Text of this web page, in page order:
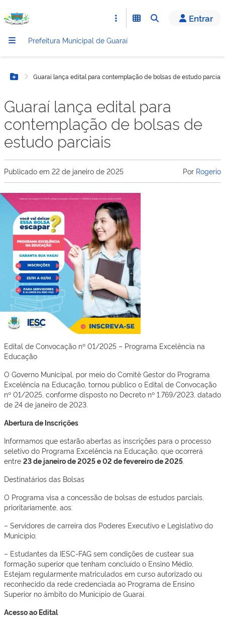
Entrar
Prefeitura Municipal de Guaraí
Botão Menu
Guaraí lança edital para contemplação de bolsas de estudo parciais
Guaraí lança edital para
contemplação de bolsas de
estudo parciais
Publicado em 22 de janeiro de 2025 Por Rogerio
Edital de Convocação nº 01/2025 – Programa Excelência na
Educação
O Governo Municipal, por meio do Comitê Gestor do Programa
Excelência na Educação, tornou público o Edital de Convocação
nº 01/2025, conforme disposto no Decreto nº 1.769/2023, datado
de 24 de janeiro de 2023.
Abertura de Inscrições
Informamos que estarão abertas as inscrições para o processo
seletivo do Programa Excelência na Educação, que ocorrerá
entre 23 de janeiro de 2025 e 02 de fevereiro de 2025
Destinatários das Bolsas
O Programa visa a concessão de bolsas de estudos parciais,
prioritariamente, aos:
– Servidores de carreira dos Poderes Executivo e Legislativo do
Município;
– Estudantes da IESC-FAG sem condições de custear sua
formação superior que tenham concluído o Ensino Médio,
Estejam regularmente matriculados em curso autorizado ou
reconhecido da rede credenciada ao Programa de Ensino
Superior no âmbito do Município de Guaraí.
Acesso ao Edital